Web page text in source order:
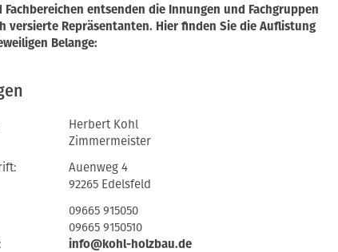
entsenden die Innungen und Fachgruppen
versierte Repräsentanten. Hier finden Sie die Auflistung
Belange:
Herbert Kohl
Zimmermeister
Auenweg 4
92265 Edelsfeld
09665 915050
09665 9150510
info@kohl-holzbau.de